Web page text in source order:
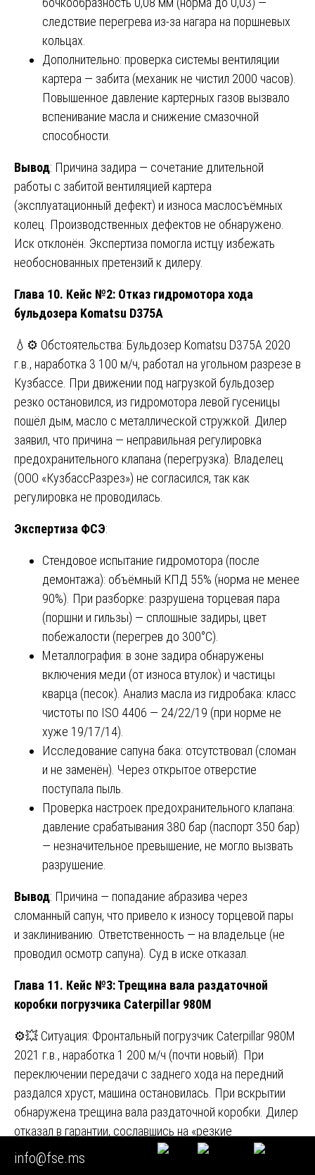
следствие перегрева из-за нагара на поршневых
кольцах.
Дополнительно: проверка системы вентиляции
картера — забита (механик не чистил 2000 часов).
Повышенное давление картерных газов вызвало
вспенивание масла и снижение смазочной
способности.
Вывод: Причина задира — сочетание длительной
работы с забитой вентиляцией картера
(эксплуатационный дефект) и износа маслосъёмных
колец. Производственных дефектов не обнаружено.
Иск отклонён. Экспертиза помогла истцу избежать
необоснованных претензий к дилеру.
Глава 10. Кейс №2: Отказ гидромотора хода
бульдозера Komatsu D375A
💧⚙️ Обстоятельства: Бульдозер Komatsu D375A 2020
г.в., наработка 3 100 м/ч, работал на угольном разрезе в
Кузбассе. При движении под нагрузкой бульдозер
резко остановился, из гидромотора левой гусеницы
пошёл дым, масло с металлической стружкой. Дилер
заявил, что причина — неправильная регулировка
предохранительного клапана (перегрузка). Владелец
(ООО «КузбассРазрез») не согласился, так как
регулировка не проводилась.
Экспертиза ФСЭ:
Стендовое испытание гидромотора (после
демонтажа): объёмный КПД 55% (норма не менее
90%). При разборке: разрушена торцевая пара
(поршни и гильзы) — сплошные задиры, цвет
побежалости (перегрев до 300°C).
Металлография: в зоне задира обнаружены
включения меди (от износа втулок) и частицы
кварца (песок). Анализ масла из гидробака: класс
чистоты по ISO 4406 — 24/22/19 (при норме не
хуже 19/17/14).
Исследование сапуна бака: отсутствовал (сломан
и не заменён). Через открытое отверстие
поступала пыль.
Проверка настроек предохранительного клапана:
давление срабатывания 380 бар (паспорт 350 бар)
— незначительное превышение, не могло вызвать
разрушение.
Вывод: Причина — попадание абразива через
сломанный сапун, что привело к износу торцевой пары
и заклиниванию. Ответственность — на владельце (не
проводил осмотр сапуна). Суд в иске отказал.
Глава 11. Кейс №3: Трещина вала раздаточной
коробки погрузчика Caterpillar 980M
⚙️💥 Ситуация: Фронтальный погрузчик Caterpillar 980M
2021 г.в., наработка 1 200 м/ч (почти новый). При
переключении передачи с заднего хода на передний
раздался хруст, машина остановилась. При вскрытии
обнаружена трещина вала раздаточной коробки. Дилер
отказал в гарантии, сославшись на «резкие
переключения оператора». Владелец (ООО «Северный
транзит») заказал экспертизу.
info@fse.ms